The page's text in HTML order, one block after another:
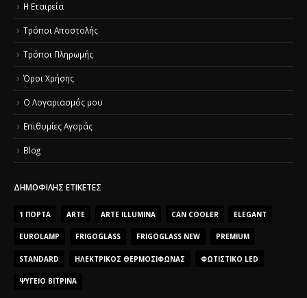
Η Εταιρεία
Τρόποι Αποστολής
Τρόποι Πληρωμής
Όροι Χρήσης
O Λογαριασμός μου
Επιθυμίες Αγοράς
Blog
ΔΗΜΟΦΙΛΉΣ ΕΤΙΚΈΤΕΣ
1 ΠΌΡΤΑ ARTE ARTE ILLUMINA CAN COOLER ELEGANT
EUROLAMP FRIGOGLASS FRIGOGLASS NEW PREMIUM
STANDARD ΗΛΕΚΤΡΙΚΌΣ ΘΕΡΜΟΣΊΦΩΝΑΣ ΦΩΤΙΣΤΙΚΌ LED
ΨΥΓΕΊΟ ΒΙΤΡΊΝΑ